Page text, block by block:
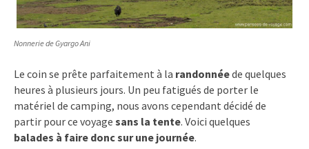
Nonnerie de Gyargo Ani
Le coin se prête parfaitement à la randonnéede quelques
heures à plusieurs jours. Un peu fatigués de porter le
matériel de camping, nous avons cependant décidé de
partir pour ce voyage sans la tente. Voici quelques
balades à faire donc sur une journée.